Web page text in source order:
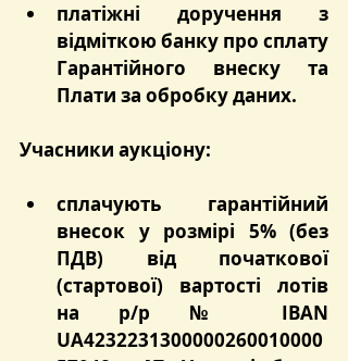
платіжні доручення з
відміткою банку про сплату
Гарантійного внеску та
Плати за обробку даних.
Учасники аукціону:
сплачують гарантійний
внесок у розмірі 5% (без
ПДВ) від початкової
(стартової) вартості лотів
на р/р № IBAN
UA4232231300000260010000